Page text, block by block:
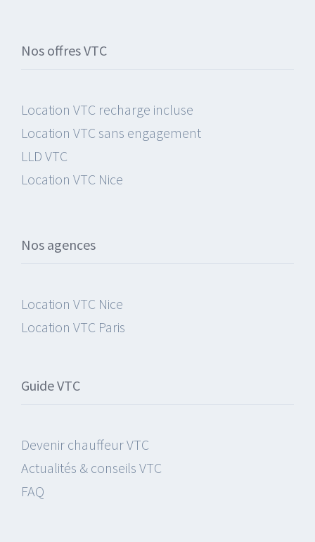
Nos offres VTC
Location VTC recharge incluse
Location VTC sans engagement
LLD VTC
Location VTC Nice
Nos agences
Location VTC Nice
Location VTC Paris
Guide VTC
Devenir chauffeur VTC
Actualités & conseils VTC
FAQ